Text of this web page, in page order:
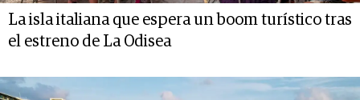
La isla italiana que espera un boom turístico tras
el estreno de La Odisea